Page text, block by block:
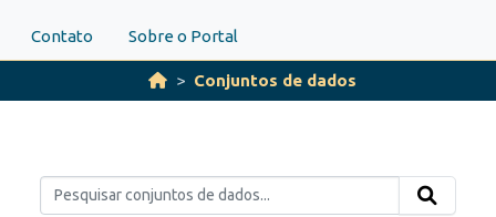
Contato Sobre o Portal
Conjuntos de dados